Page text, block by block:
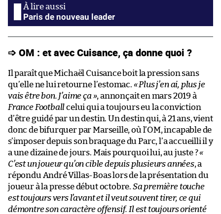
Paris de nouveau leader
➩ OM : et avec Cuisance, ça donne quoi ?
Il paraît que Michaël Cuisance boit la pression sans
qu’elle ne lui retourne l’estomac. « Plus j’en ai, plus je
vais être bon. J’aime ça », annonçait en mars 2019 à
France Footballcelui qui a toujours eu la conviction
d’être guidé par un destin. Un destin qui, à 21 ans, vient
donc de bifurquer par Marseille, où l’OM, incapable de
s’imposer depuis son braquage du Parc, l’a accueilli il y
a une dizaine de jours. Mais pourquoi lui, au juste ?«
C’est un joueur qu’on cible depuis plusieurs années, a
répondu André Villas-Boas lors de la présentation du
joueur à la presse début octobre. Sa première touche
est toujours vers l’avant et il veut souvent tirer, ce qui
démontre son caractère offensif. Il est toujours orienté